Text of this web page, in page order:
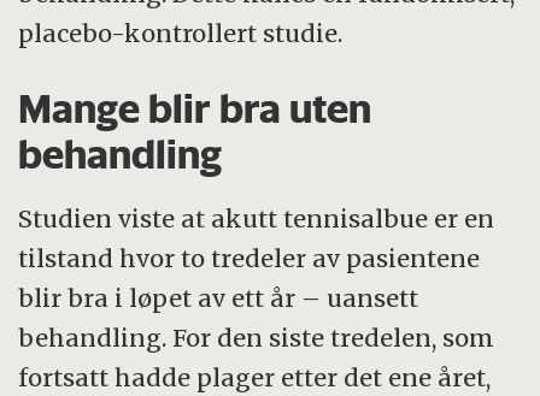
placebo-kontrollert studie.
Mange blir bra uten
behandling
Studien viste at akutt tennisalbue er en
tilstand hvor to tredeler av pasientene
blir bra i løpet av ett år – uansett
behandling. For den siste tredelen, som
fortsatt hadde plager etter det ene året,